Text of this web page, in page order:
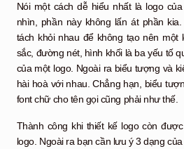
Nói một cách dễ hiểu nhất là logo
nhìn, phần này không lấn át phần
tách khỏi nhau để không tạo nên một
sắc, đường nét, hình khối là ba yếu tố
của một logo. Ngoài ra biểu tượng và
hài hoà với nhau. Chẳng hạn, biểu
font chữ cho tên gọi cũng phải như thế.
Thành công khi thiết kế logo còn
logo. Ngoài ra bạn cần lưu ý 3 dạng